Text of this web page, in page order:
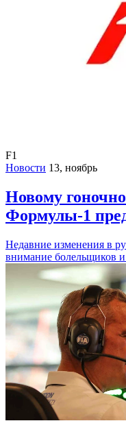
F1
Новости 13, ноябрь
Новому
Формулы-1
Недавние изменения в
внимание болельщиков